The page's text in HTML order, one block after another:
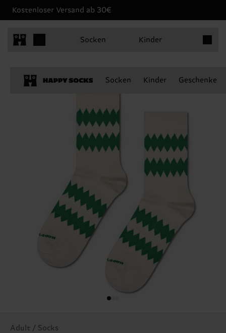
Kostenloser Versand ab 30€
Socken Kinder
Socken Kinder Geschenke
Adult / Socks